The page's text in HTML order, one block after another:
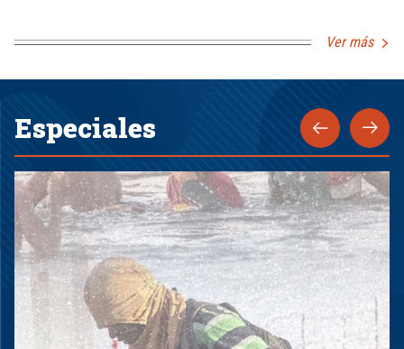
Ver más
Especiales